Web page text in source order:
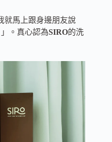
就馬上跟身邊朋友說
。真心認為SIRO的洗